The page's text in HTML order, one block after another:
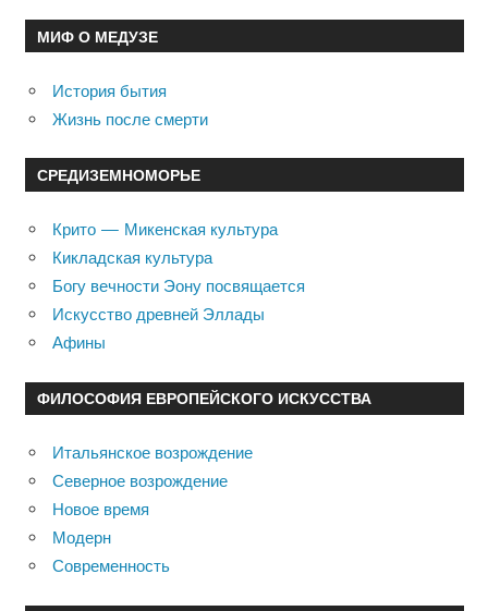
МИФ О МЕДУЗЕ
История бытия
Жизнь после смерти
СРЕДИЗЕМНОМОРЬЕ
Крито — Микенская культура
Кикладская культура
Богу вечности Эону посвящается
Искусство древней Эллады
Афины
ФИЛОСОФИЯ ЕВРОПЕЙСКОГО ИСКУССТВА
Итальянское возрождение
Северное возрождение
Новое время
Модерн
Современность